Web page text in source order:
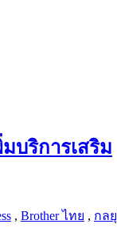
บริการเสริม
, Brother ไทย , กล